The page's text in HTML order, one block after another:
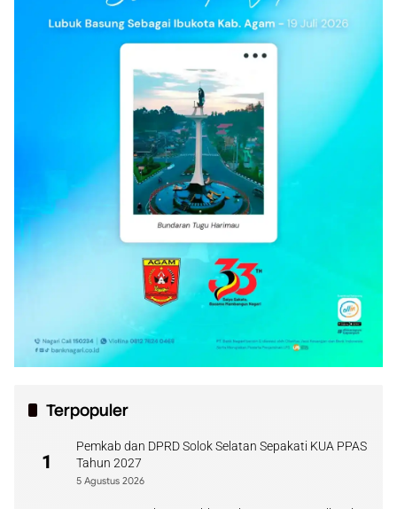
Terpopuler
1
Pemkab dan DPRD Solok Selatan Sepakati KUA PPAS
Tahun 2027
5 Agustus 2026